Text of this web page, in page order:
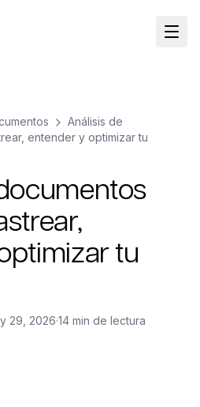
Análisis de
entender y optimizar tu
tu
29, 2026·14 min de lectura